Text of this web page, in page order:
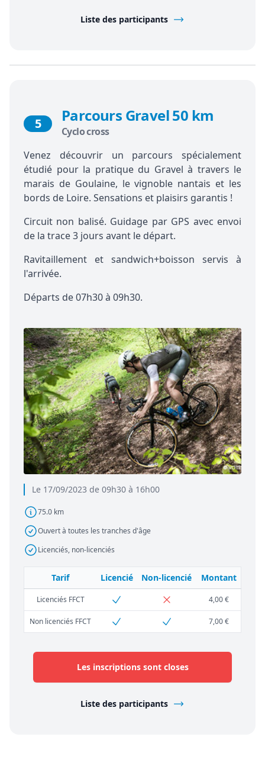
Liste des participants
Le 17/09/2023 de 09h30 à 16h00
75.0 km
Ouvert à toutes les tranches d'âge
Licenciés, non-licenciés
5 Parcours Gravel 50 km
Cyclo cross
Venez découvrir un parcours spécialement
étudié pour la pratique du Gravel à travers le
marais de Goulaine, le vignoble nantais et les
bords de Loire. Sensations et plaisirs garantis !
Circuit non balisé. Guidage par GPS avec envoi
de la trace 3 jours avant le départ.
Ravitaillement et sandwich+boisson servis à
l'arrivée.
Départs de 07h30 à 09h30.
Tarif Licencié Non-licencié Montant
Licenciés FFCT 4,00 €
Non licenciés FFCT 7,00 €
Les inscriptions sont closes
Liste des participants